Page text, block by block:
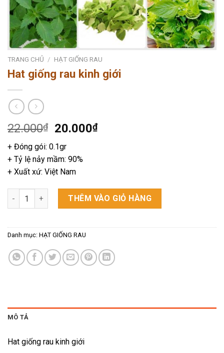
TRANG CHỦ / HẠT GIỐNG RAU
Hat giống rau kinh giới
22.000₫
Giá
gốc
là:
22.000₫.
20.000₫Giá
+ Đóng gói: 0.1gr
+ Tỷ lệ nảy mầm: 90%
+ Xuất xứ: Việt Nam
Hat giống rau kinh giới số lượng
THÊM VÀO GIỎ HÀNG
Danh mục: HẠT GIỐNG RAU
MÔ TẢ
Hat giống rau kinh giới